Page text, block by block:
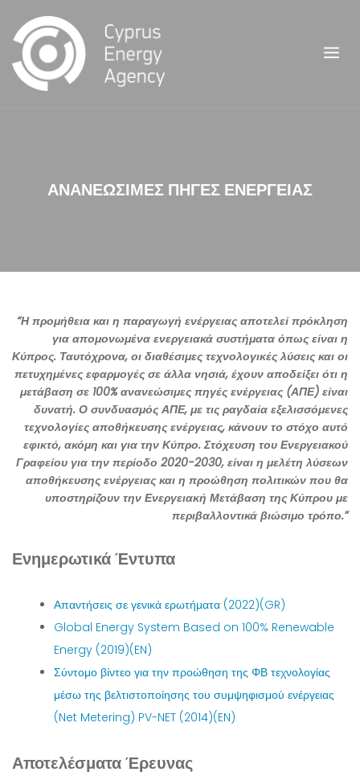
content
ΑΝΑΝΕΩΣΙΜΕΣ ΠΗΓΕΣ ΕΝΕΡΓΕΙΑΣ
“Η προμήθεια και η παραγωγή ενέργειας αποτελεί πρόκληση
για απομονωμένα ενεργειακά συστήματα όπως είναι η
Κύπρος. Ταυτόχρονα, οι διαθέσιμες τεχνολογικές λύσεις και οι
πετυχημένες εφαρμογές σε άλλα νησιά, έχουν αποδείξει ότι η
μετάβαση σε 100% ανανεώσιμες πηγές ενέργειας (ΑΠΕ) είναι
δυνατή. Ο συνδυασμός ΑΠΕ, με τις ραγδαία εξελισσόμενες
τεχνολογίες αποθήκευσης ενέργειας, κάνουν το στόχο αυτό
εφικτό, ακόμη και για την Κύπρο. Στόχευση του Ενεργειακού
Γραφείου για την περίοδο 2020-2030, είναι η μελέτη λύσεων
αποθήκευσης ενέργειας και η προώθηση πολιτικών που θα
υποστηρίζουν την Ενεργειακή Μετάβαση της Κύπρου με
περιβαλλοντικά βιώσιμο τρόπο.”
Ενημερωτικά Έντυπα
Απαντήσεις σε γενικά ερωτήματα (2022)(GR)
Global Energy System Based on 100% Renewable
Energy (2019)(EN)
Σύντομο βίντεο για την προώθηση της ΦΒ τεχνολογίας
μέσω της βελτιστοποίησης του συμψηφισμού ενέργειας
(Net Metering) PV-NET (2014)(EN)
Αποτελέσματα Έρευνας